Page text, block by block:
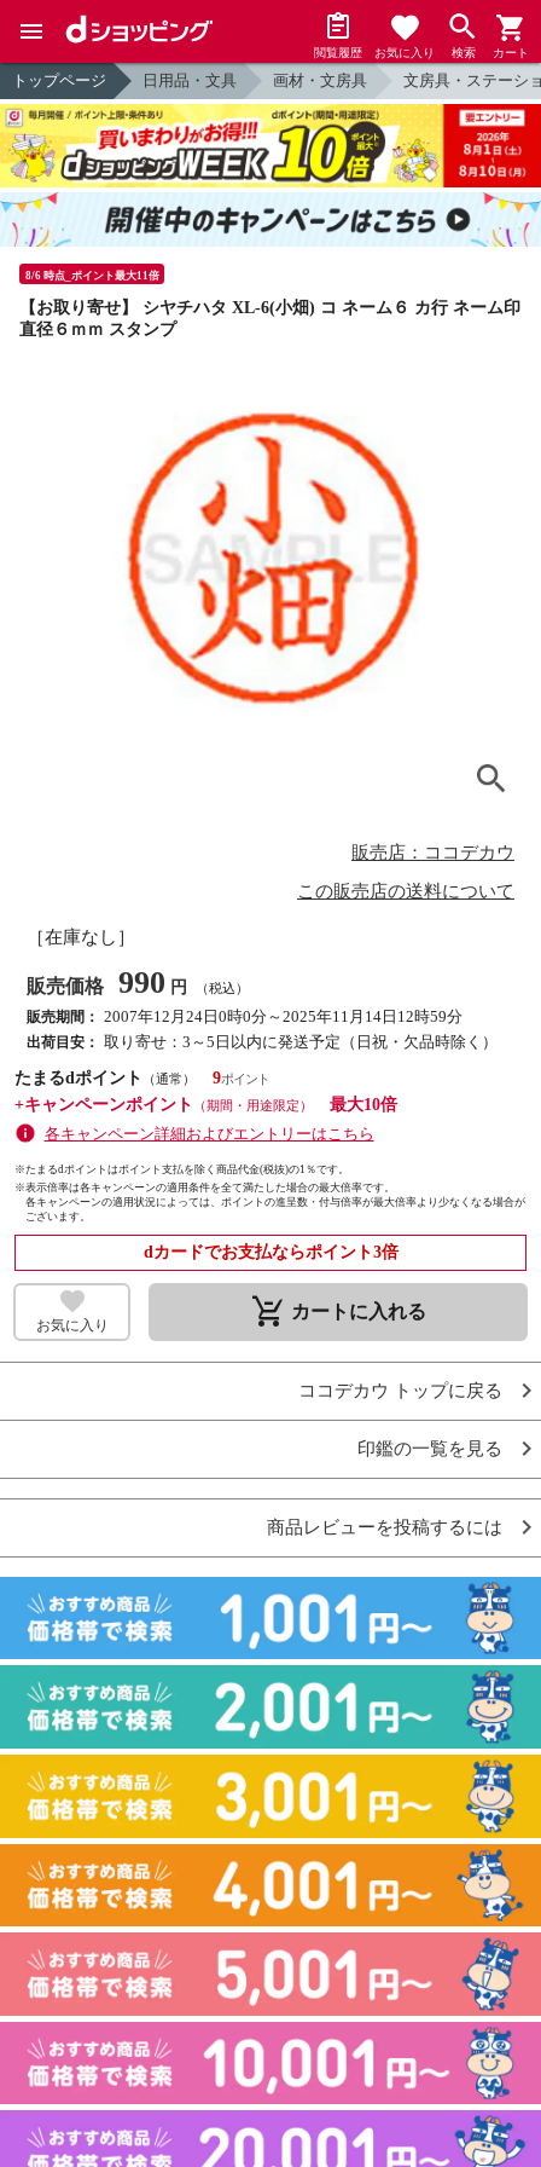
閲覧履歴 お気に入り 検索 カート
トップページ 日用品・文具 画材・文房具 文房具・ステーシ
8/6 時点_ポイント最大11倍
【お取り寄せ】 シヤチハタ XL-6(小畑) コ ネーム６ カ行 ネーム印
直径６ｍｍ スタンプ
販売店：ココデカウ
この販売店の送料について
［在庫なし］
販売価格 990 円 （税込）
販売期間： 2007年12月24日0時0分～2025年11月14日12時59分
出荷目安： 取り寄せ：3～5日以内に発送予定（日祝・欠品時除く）
たまるdポイント
（通常）
9
+キャンペーンポイント
（期間・用途限定）
最大10倍
各キャンペーン詳細およびエントリーはこちら
※たまるdポイントはポイント支払を除く商品代金(税抜)の1％です。
※表示倍率は各キャンペーンの適用条件を全て満たした場合の最大倍率です。
各キャンペーンの適用状況によっては、ポイントの進呈数・付与倍率が最大倍率より少なくなる場合が
ございます。
dカードでお支払ならポイント3倍
お気に入り remove_shopping_cart カートに入れる
ココデカウ トップに戻る
印鑑の一覧を見る
商品レビューを投稿するには